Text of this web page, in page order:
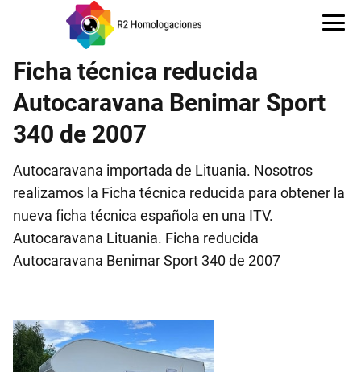
Ficha técnica reducida
Autocaravana Benimar Sport
340 de 2007
Autocaravana importada de Lituania. Nosotros
realizamos la Ficha técnica reducida para obtener la
nueva ficha técnica española en una ITV.
Autocaravana Lituania. Ficha reducida
Autocaravana Benimar Sport 340 de 2007